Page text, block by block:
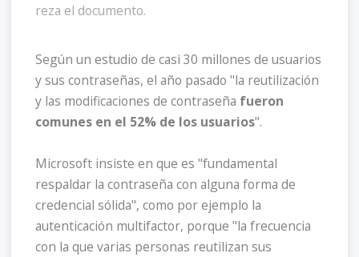
reza el documento.
Según un estudio de casi 30 millones de usuarios
y sus contraseñas, el año pasado "la reutilización
y las modificaciones de contraseña fueron
comunes en el 52% de los usuarios".
Microsoft insiste en que es "fundamental
respaldar la contraseña con alguna forma de
credencial sólida", como por ejemplo la
autenticación multifactor, porque "la frecuencia
con la que varias personas reutilizan sus